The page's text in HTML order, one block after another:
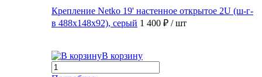
Крепление Netko 19' настенное открытое 2U (ш-г-
в 488х148х92), серый 1 400 ₽ / шт
В корзину